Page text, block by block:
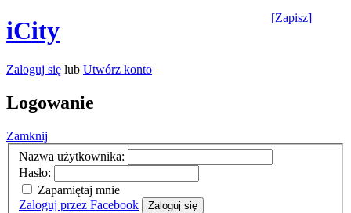
iCity
Zaloguj się lub Utwórz konto
Logowanie
Zamknij
Nazwa użytkownika:
Hasło:
Zapamiętaj mnie
Zaloguj przez Facebook
Zaloguj się
[Zapisz]